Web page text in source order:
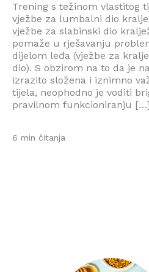
Trening s težinom vlastitog
vježbe za lumbalni dio
vježbe za slabinski dio
pomaže u rješavanju
dijelom leđa (vježbe za
dio). S obzirom na to da je
izrazito složena i iznimno
tijela, neophodno je voditi
pravilnom funkcioniranju […]
6 min čitanja